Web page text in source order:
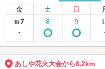
金 土 日
8/7
-
8 9
あしや花火大会から6.2km